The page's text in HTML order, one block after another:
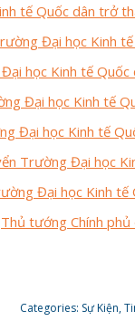
tế Quốc dân trở
Đại học Kinh
học Kinh tế Quốc
Đại học Kinh tế
Đại học Kinh tế
Trường Đại học
Đại học Kinh tế
Thủ tướng Chính
Categories: Sự Kiện,